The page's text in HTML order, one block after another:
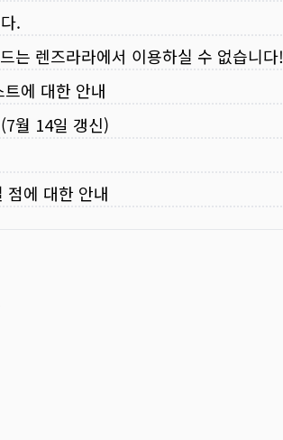
.
는 렌즈라라에서 이용하실 수 없습니다!
에 대한 안내
월 14일 갱신)
점에 대한 안내